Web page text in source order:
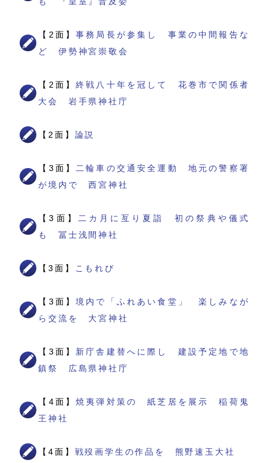
【2面】事務局長が参集し 事業の中間報告な
ど 伊勢神宮崇敬会
【2面】終戦八十年を冠して 花巻市で関係者
大会 岩手県神社庁
【2面】 論説
【3面】
二輪車の交通安全運動 地元の警察署
が境内で 西宮神社
【3面】
二カ月に亙り夏詣 初の祭典や儀式
も 冨士浅間神社
【3面】 こもれび
【3面】境内で「ふれあい食堂」 楽しみなが
ら交流を 大宮神社
【3面】 新庁舎建替へに際し 建設予定地で地
鎮祭 広島県神社庁
【4面】焼夷弾対策の 紙芝居を展示 稲荷鬼
王神社
【4面】 戦歿画学生の作品を 熊野速玉大社